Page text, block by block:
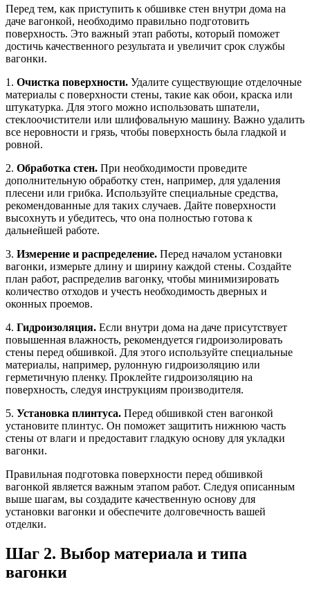
Перед тем, как приступить к обшивке стен внутри дома на
даче вагонкой, необходимо правильно подготовить
поверхность. Это важный этап работы, который поможет
достичь качественного результата и увеличит срок службы
вагонки.
1. Очистка поверхности. Удалите существующие отделочные
материалы с поверхности стены, такие как обои, краска или
штукатурка. Для этого можно использовать шпатели,
стеклоочистители или шлифовальную машину. Важно удалить
все неровности и грязь, чтобы поверхность была гладкой и
ровной.
2. Обработка стен. При необходимости проведите
дополнительную обработку стен, например, для удаления
плесени или грибка. Используйте специальные средства,
рекомендованные для таких случаев. Дайте поверхности
высохнуть и убедитесь, что она полностью готова к
дальнейшей работе.
3. Измерение и распределение. Перед началом установки
вагонки, измерьте длину и ширину каждой стены. Создайте
план работ, распределив вагонку, чтобы минимизировать
количество отходов и учесть необходимость дверных и
оконных проемов.
4. Гидроизоляция. Если внутри дома на даче присутствует
повышенная влажность, рекомендуется гидроизолировать
стены перед обшивкой. Для этого используйте специальные
материалы, например, рулонную гидроизоляцию или
герметичную пленку. Проклейте гидроизоляцию на
поверхность, следуя инструкциям производителя.
5. Установка плинтуса. Перед обшивкой стен вагонкой
установите плинтус. Он поможет защитить нижнюю часть
стены от влаги и предоставит гладкую основу для укладки
вагонки.
Правильная подготовка поверхности перед обшивкой
вагонкой является важным этапом работ. Следуя описанным
выше шагам, вы создадите качественную основу для
установки вагонки и обеспечите долговечность вашей
отделки.
Шаг 2. Выбор материала и типа
вагонки